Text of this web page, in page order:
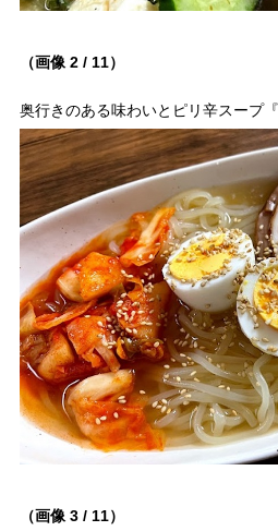
（画像 2 / 11）
奥行きのある味わいとピリ辛スープ『
（画像 3 / 11）